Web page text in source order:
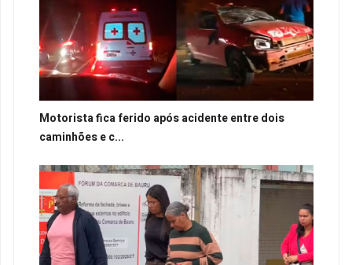
Motorista fica ferido após acidente entre dois
caminhões e c...